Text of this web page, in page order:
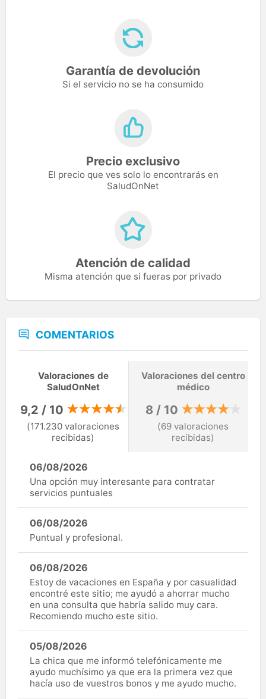
Garantía de devolución
Si el servicio no se ha consumido
Precio exclusivo
El precio que ves solo lo encontrarás en
SaludOnNet
Atención de calidad
Misma atención que si fueras por privado
COMENTARIOS
Valoraciones de
SaludOnNet
9,2 / 10
(171.230 valoraciones
recibidas)
Valoraciones del centro
médico
8 / 10
(69 valoraciones
recibidas)
06/08/2026
Una opción muy interesante para contratar
servicios puntuales
06/08/2026
Puntual y profesional.
06/08/2026
Estoy de vacaciones en España y por casualidad
encontré este sitio; me ayudó a ahorrar mucho
en una consulta que habría salido muy cara.
Recomiendo mucho este sitio.
05/08/2026
La chica que me informó telefónicamente me
ayudo muchísimo ya que era la primera vez que
hacía uso de vuestros bonos y me ayudo mucho.